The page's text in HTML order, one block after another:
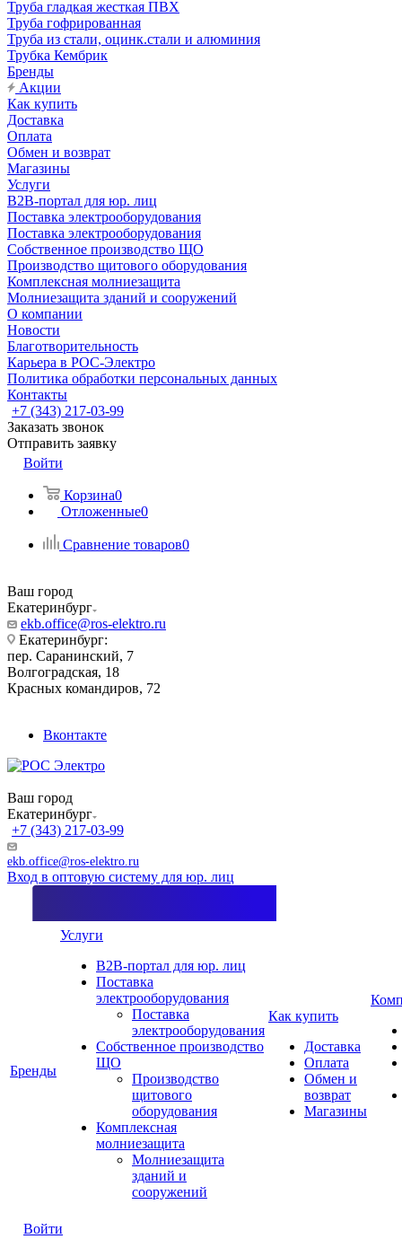
Труба гладкая жесткая ПВХ
Труба гофрированная
Труба из стали, оцинк.стали и алюминия
Трубка Кембрик
Бренды
Акции
Как купить
Доставка
Оплата
Обмен и возврат
Магазины
Услуги
B2B-портал для юр. лиц
Поставка электрооборудования
Поставка электрооборудования
Собственное производство ЩО
Производство щитового оборудования
Комплексная молниезащита
Молниезащита зданий и сооружений
О компании
Новости
Благотворительность
Карьера в РОС-Электро
Политика обработки персональных данных
Контакты
+7 (343) 217-03-99
Заказать звонок
Отправить заявку
Войти
Корзина0
Отложенные0
Сравнение товаров0
Ваш город
Екатеринбург
ekb.office@ros-elektro.ru
Екатеринбург:
пер. Саранинский, 7
Волгоградская, 18
Красных командиров, 72
Вконтакте
Ваш город
Екатеринбург
+7 (343) 217-03-99
ekb.office@ros-elektro.ru
Вход в оптовую систему для юр. лиц
Бренды
Услуги
B2B-портал для юр. лиц
Поставка
электрооборудования
Поставка
электрооборудования
Собственное производство
ЩО
Производство
щитового
оборудования
Комплексная
молниезащита
Молниезащита
зданий и
сооружений
Как купить
Доставка
Оплата
Обмен и
возврат
Магазины
Войти